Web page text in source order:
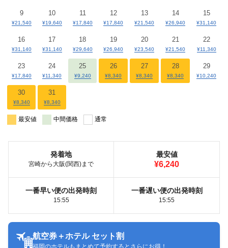
9
¥21,540
10
¥19,640
11
¥17,840
12
¥17,840
13
¥21,540
14
¥26,940
15
¥31,140
16
¥31,140
17
¥31,140
18
¥29,640
19
¥26,940
20
¥23,540
21
¥21,540
22
¥11,340
23
¥17,840
24
¥11,340
25
¥9,240
26
¥8,340
27
¥8,340
28
¥8,340
29
¥10,240
30
¥8,340
31
¥8,340
最安値 中間価格 通常
発着地
宮崎から大阪(関西)まで
最安値
¥6,240
一番早い便の出発時刻
15:55
一番遅い便の出発時刻
15:55
航空券＋ホテル セット割